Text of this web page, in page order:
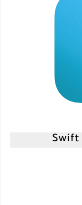
Swift